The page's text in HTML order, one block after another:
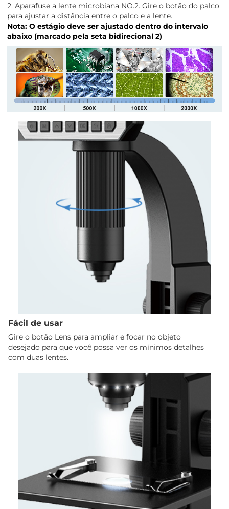
2. Aparafuse a lente microbiana NO.2. Gire o botão do palco
para ajustar a distância entre o palco e a lente.
Nota: O estágio deve ser ajustado dentro do intervalo
abaixo (marcado pela seta bidirecional 2)
Fácil de usar
Gire o botão Lens para ampliar e focar no objeto
desejado para que você possa ver os mínimos detalhes
com duas lentes.